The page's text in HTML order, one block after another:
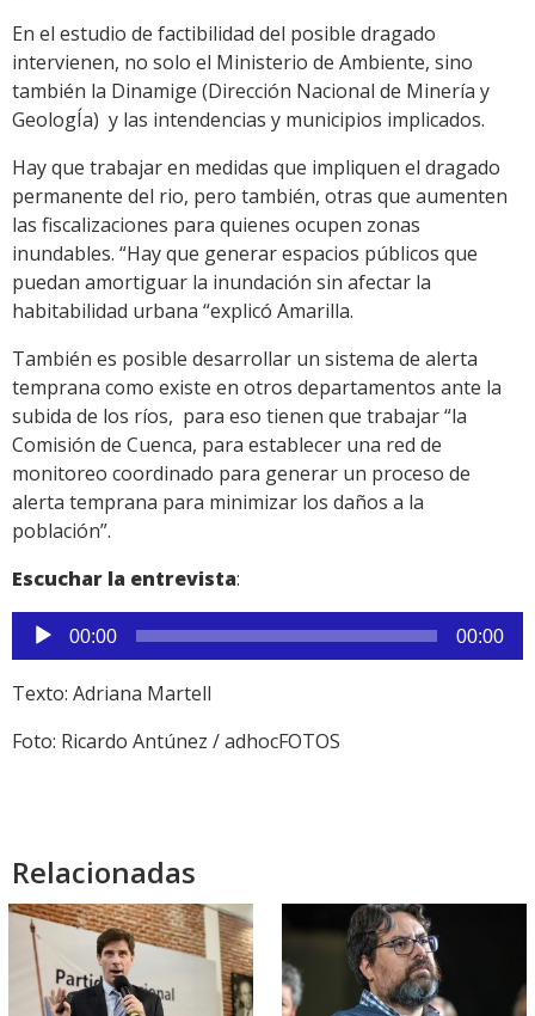
En el estudio de factibilidad del posible dragado
intervienen, no solo el Ministerio de Ambiente, sino
también la Dinamige (Dirección Nacional de Minería y
GeologÍa) y las intendencias y municipios implicados.
Hay que trabajar en medidas que impliquen el dragado
permanente del rio, pero también, otras que aumenten
las fiscalizaciones para quienes ocupen zonas
inundables. “Hay que generar espacios públicos que
puedan amortiguar la inundación sin afectar la
habitabilidad urbana “explicó Amarilla.
También es posible desarrollar un sistema de alerta
temprana como existe en otros departamentos ante la
subida de los ríos, para eso tienen que trabajar “la
Comisión de Cuenca, para establecer una red de
monitoreo coordinado para generar un proceso de
alerta temprana para minimizar los daños a la
población”.
Escuchar la entrevista:
Reproductor
de
audio
00:00 00:00
Texto: Adriana Martell
Foto: Ricardo Antúnez / adhocFOTOS
Relacionadas